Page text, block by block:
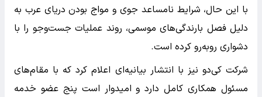
با این حال، شرایط نامساعد جوی و مواج بودن دریای عرب به
دلیل فصل بارندگی‌های موسمی، روند عملیات جست‌وجو را با
دشواری روبه‌رو کرده است.
شرکت کی‌دو نیز با انتشار بیانیه‌ای اعلام کرد که با مقام‌های
مسئول همکاری کامل دارد و امیدوار است پنج عضو خدمه